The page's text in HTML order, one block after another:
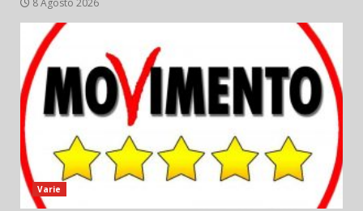
8 Agosto 2026
Varie